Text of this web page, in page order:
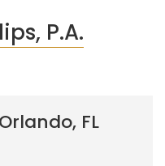
P.A.
FL